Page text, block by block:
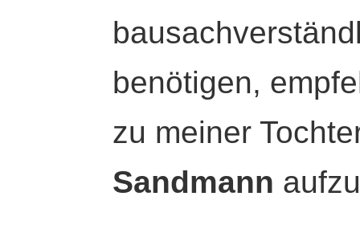
benötigen,
zu meiner
Sandmann